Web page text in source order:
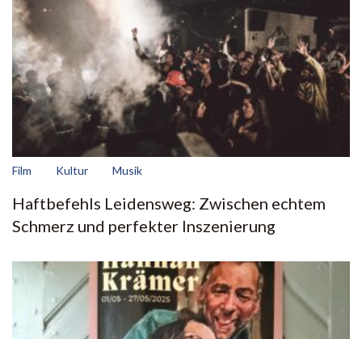
Film Kultur Musik
Haftbefehls Leidensweg: Zwischen echtem
Schmerz und perfekter Inszenierung